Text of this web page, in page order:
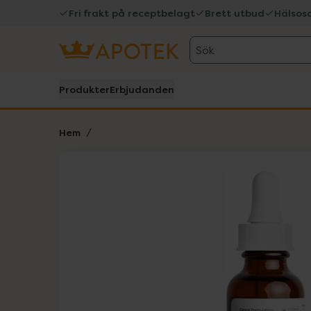
Fri frakt på receptbelagt Brett utbud
Sök
ProdukterErbjudanden
Hem